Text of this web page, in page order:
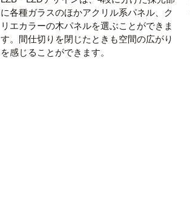
に各種ガラスのほかアクリル系パネル、ク
リエカラーの木パネルを選ぶことができま
す。間仕切りを閉じたときも空間の広がり
を感じることができます。